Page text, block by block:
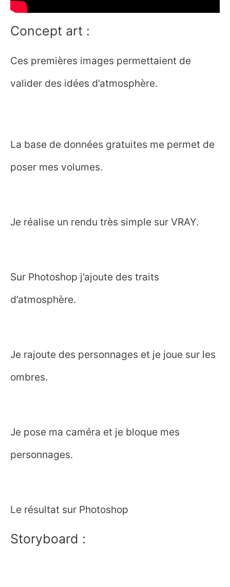
Concept art :
Ces premières images permettaient de
valider des idées d’atmosphère.
La base de données gratuites me permet de
poser mes volumes.
Je réalise un rendu très simple sur VRAY.
Sur Photoshop j’ajoute des traits
d’atmosphère.
Je rajoute des personnages et je joue sur les
ombres.
Je pose ma caméra et je bloque mes
personnages.
Le résultat sur Photoshop
Storyboard :